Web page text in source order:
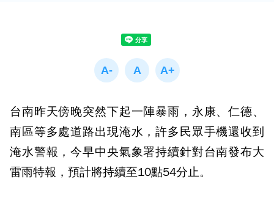
台南昨天傍晚突然下起一陣暴雨，永康、仁德、
南區等多處道路出現淹水，許多民眾手機還收到
淹水警報，今早中央氣象署持續針對台南發布大
雷雨特報，預計將持續至10點54分止。